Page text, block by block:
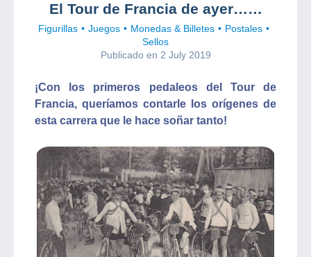
El Tour de Francia de ayer……
Figurillas Juegos Monedas & Billetes
Postales
Sellos
Publicado en 2 July 2019
¡Con los primeros pedaleos del Tour de
Francia, queríamos contarle los orígenes de
esta carrera que le hace soñar tanto!